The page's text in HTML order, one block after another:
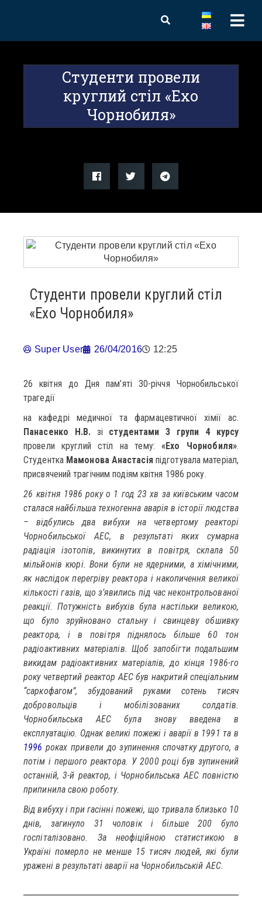
Студенти провели
круглий стіл «Ехо
Чорнобиля»
Студенти провели круглий стіл
«Ехо Чорнобиля»
Super User 26/04/2016 12:25
26 квітня до Дня пам’яті 30-річчя Чорнобильської
трагедії
на кафедрі медичної та фармацевтичної хімії ас.
Панасенко Н.В.зі студентами 3 групи 4 курсу
провели круглий стіл на тему:«Ехо Чорнобиля».
Студентка Мамонова Анастасіяпідготувала матеріал,
присвячений трагічним подіям квітня 1986 року.
26 квітня 1986 року о 1 год 23 хв за київським часом
сталася найбільша техногенна аварія в історії людства
– відбулись два вибухи на четвертому реакторі
Чорнобильської АЕС, в результаті яких сумарна
радіація ізотопів, викинутих в повітря, склала 50
мільйонів кюрі. Вони були не ядерними, а хімічними,
як наслідок перегріву реактора і накопичення великої
кількості газів, що з’явились під час неконтрольованої
реакції. Потужність вибухів була настільки великою,
що було зруйновано стальну і свинцеву обшивку
реактора, і в повітря піднялось більше 60 тон
радіоактивних матеріалів. Щоб запобігти подальшим
викидам радіоактивних матеріалів, до кінця 1986-го
року четвертий реактор АЕС був накритий спеціальним
“саркофагом”, збудований руками сотень тисяч
добровольців і мобілізованих солдатів.
Чорнобильська АЕС була знову введена в
експлуатацію. Однак великі пожежі і аварії в 1991 та в
1996 роках привели до зупинення спочатку другого, а
потім і першого реактора. У 2000 році був зупинений
останній, 3-й реактор, і Чорнобильська АЕС повністю
припинила свою роботу.
Від вибуху і при гасінні пожежі, що тривала близько 10
днів, загинуло 31 чоловік і більше 200 було
госпіталізовано. За неофіційною статистикою в
Україні померло не менше 15 тисяч людей, які були
уражені в результаті аварії на Чорнобильській АЕС.